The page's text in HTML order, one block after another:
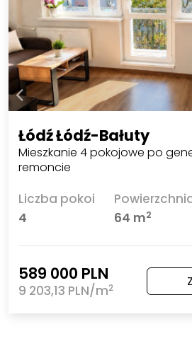
Łódź Łódź-Bałuty
Mieszkanie 4 pokojowe po
remoncie
Liczba pokoi
4
64 m2
589 000 PLN
9 203,13 PLN/m2